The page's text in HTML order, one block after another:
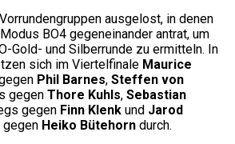
ausgelost, in denen
BO4 gegeneinander antrat, um
Gold- und Silberrunde zu ermitteln. In
sich im Viertelfinale Maurice
Phil Barnes, Steffen von
gegen Thore Kuhls, Sebastian
gegen Finn Klenk und Jarod
Heiko Bütehorn durch.